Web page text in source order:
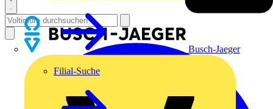
Busch-Jaeger
Filial-Suche